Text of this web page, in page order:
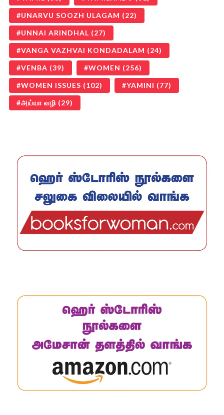
UNARVU SOOZH ULAGAM (22)
UNNAI ARINDHAL (27)
VANGA VAZHVAI KONDADALAM (24)
VENBA (39) WOMEN (256)
WOMEN ISSUES (102) YAMINI (77)
அய்யா வழி (29)